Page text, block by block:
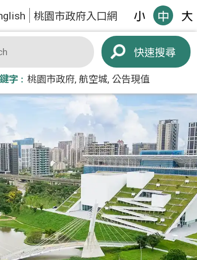
桃園市政府入口網
搜尋
字 桃園市政府 航空城 公告現值